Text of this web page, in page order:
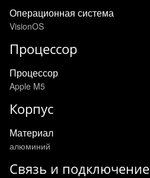
Операционная система
VisionOS
Процессор
Процессор
Apple M5
Корпус
Материал
алюминий
Связь и подключение